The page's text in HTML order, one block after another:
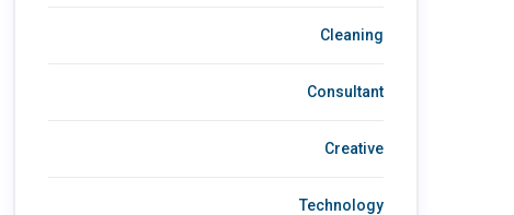
Cleaning
Consultant
Creative
Technology